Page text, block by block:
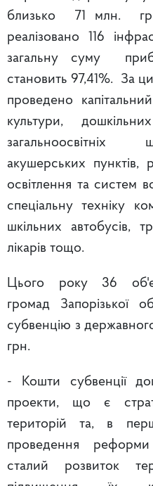
близько 71 млн.
реалізовано 116
загальну суму
становить 97,41%. За
проведено
культури,
акушерських пунктів,
освітлення та систем
спеціальну техніку
шкільних автобусів,
лікарів тощо.
Цього року 36
громад Запорізької
субвенцію з
грн.
- Кошти субвенції
проекти, що є
територій та, в
проведення реформи
сталий розвиток